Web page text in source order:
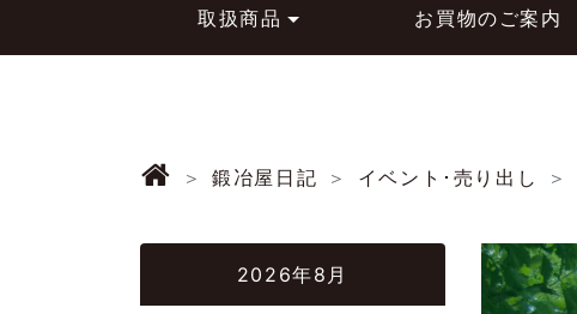
取扱商品 お買物のご案内
鍛冶屋日記 イベント･売り出し
2026年8月